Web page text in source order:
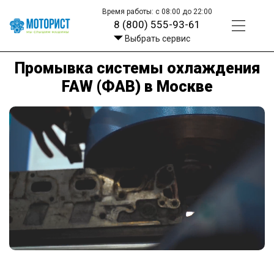
Время работы: с 08:00 до 22:00
8 (800) 555-93-61
Выбрать сервис
Промывка системы охлаждения
FAW (ФАВ) в Москве